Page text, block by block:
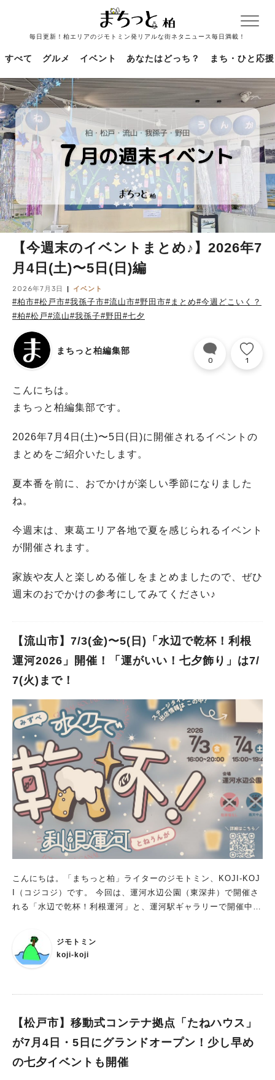
毎日更新！柏エリアのジモトミン発リアルな街ネタニュース毎日満載！
すべて グルメ イベント あなたはどっち？ まち・ひと応援
【今週末のイベントまとめ♪】2026年7
月4日(土)〜5日(日)編
2026年7月3日 イベント
#柏市#松戸市#我孫子市#流山市#野田市#まとめ#今週どこいく？
#柏#松戸#流山#我孫子#野田 #七夕
まちっと柏編集部
0 1
こんにちは。
まちっと柏編集部です。
2026年7月4日(土)〜5日(日)に開催されるイベントの
まとめをご紹介いたします。
夏本番を前に、おでかけが楽しい季節になりました
ね。
今週末は、東葛エリア各地で夏を感じられるイベント
が開催されます。
家族や友人と楽しめる催しをまとめましたので、ぜひ
週末のおでかけの参考にしてみてください♪
【流山市】7/3(金)〜5(日)「水辺で乾杯！利根
運河2026」開催！「運がいい！七夕飾り」は7/
7(火)まで！
こんにちは。「まちっと柏」ライターのジモトミン、KOJI-KOJ
I（コジコジ）です。 今回は、運河水辺公園（東深井）で開催さ
れる「水辺で乾杯！利根運河」と、運河駅ギャラリーで開催中の
ジモトミン
koji-koji
【松戸市】移動式コンテナ拠点「たねハウス」
が7月4日・5日にグランドオープン！少し早め
の七夕イベントも開催